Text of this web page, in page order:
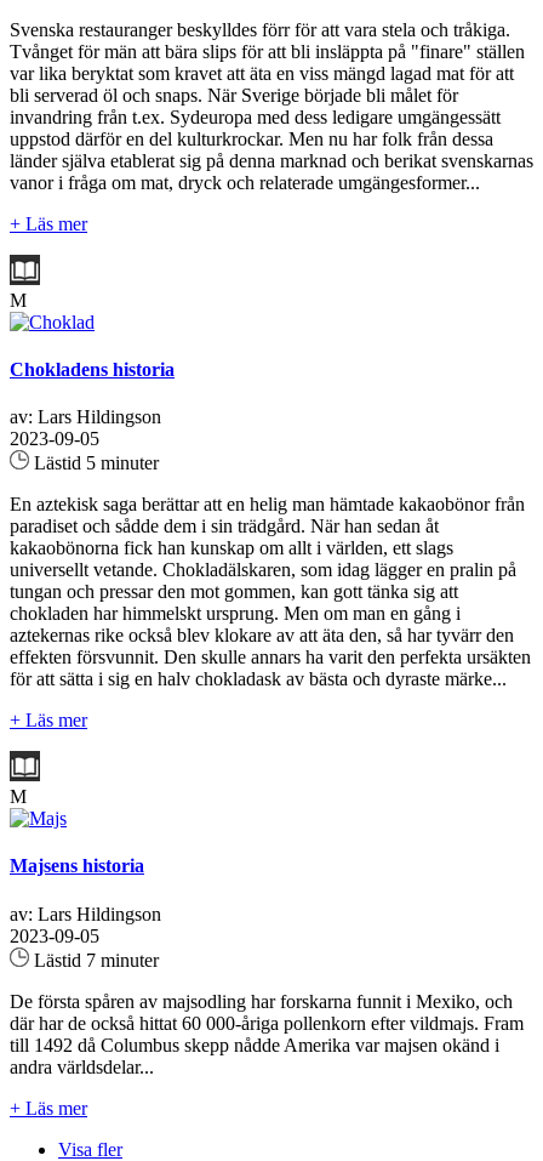
Svenska restauranger beskylldes förr för att vara stela och tråkiga.
Tvånget för män att bära slips för att bli insläppta på "finare" ställen
var lika beryktat som kravet att äta en viss mängd lagad mat för att
bli serverad öl och snaps. När Sverige började bli målet för
invandring från t.ex. Sydeuropa med dess ledigare umgängessätt
uppstod därför en del kulturkrockar. Men nu har folk från dessa
länder själva etablerat sig på denna marknad och berikat svenskarnas
vanor i fråga om mat, dryck och relaterade umgängesformer...
+ Läs mer
M
Chokladens historia
av: Lars Hildingson
2023-09-05
Lästid 5 minuter
En aztekisk saga berättar att en helig man hämtade kakaobönor från
paradiset och sådde dem i sin trädgård. När han sedan åt
kakaobönorna fick han kunskap om allt i världen, ett slags
universellt vetande. Chokladälskaren, som idag lägger en pralin på
tungan och pressar den mot gommen, kan gott tänka sig att
chokladen har himmelskt ursprung. Men om man en gång i
aztekernas rike också blev klokare av att äta den, så har tyvärr den
effekten försvunnit. Den skulle annars ha varit den perfekta ursäkten
för att sätta i sig en halv chokladask av bästa och dyraste märke...
+ Läs mer
M
Majsens historia
av: Lars Hildingson
2023-09-05
Lästid 7 minuter
De första spåren av majsodling har forskarna funnit i Mexiko, och
där har de också hittat 60 000-åriga pollenkorn efter vildmajs. Fram
till 1492 då Columbus skepp nådde Amerika var majsen okänd i
andra världsdelar...
+ Läs mer
Visa fler